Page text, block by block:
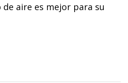
aire es mejor para su